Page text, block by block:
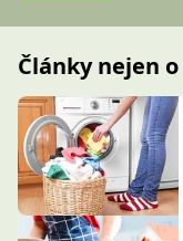
Články nejen